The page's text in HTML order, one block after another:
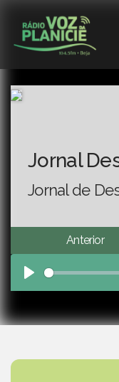
Jornal
Jornal de
Anterior
Play